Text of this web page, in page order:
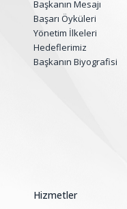
Başkanın Mesajı
Başarı Öyküleri
Yönetim İlkeleri
Hedeflerimiz
Başkanın Biyografisi
Hizmetler